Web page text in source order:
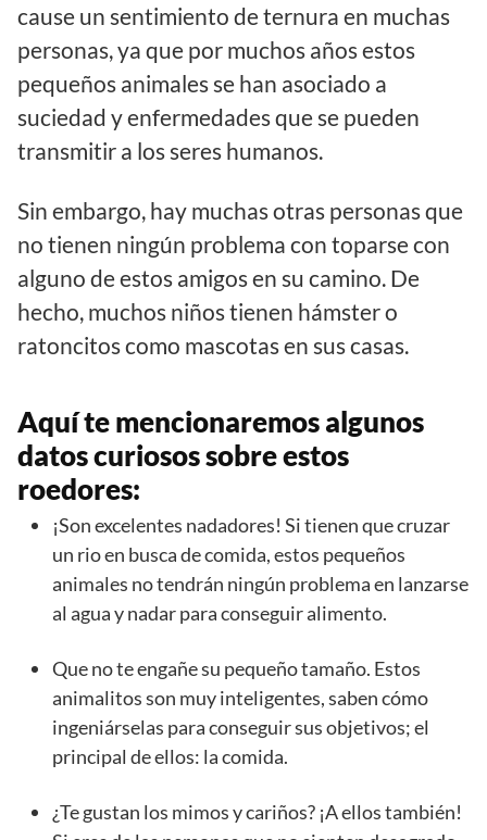
cause un sentimiento de ternura en muchas
personas, ya que por muchos años estos
pequeños animales se han asociado a
suciedad y enfermedades que se pueden
transmitir a los seres humanos.
Sin embargo, hay muchas otras personas que
no tienen ningún problema con toparse con
alguno de estos amigos en su camino. De
hecho, muchos niños tienen hámster o
ratoncitos como mascotas en sus casas.
Aquí te mencionaremos algunos
datos curiosos sobre estos
roedores:
¡Son excelentes nadadores! Si tienen que cruzar
un rio en busca de comida, estos pequeños
animales no tendrán ningún problema en lanzarse
al agua y nadar para conseguir alimento.
Que no te engañe su pequeño tamaño. Estos
animalitos son muy inteligentes, saben cómo
ingeniárselas para conseguir sus objetivos; el
principal de ellos: la comida.
¿Te gustan los mimos y cariños? ¡A ellos también!